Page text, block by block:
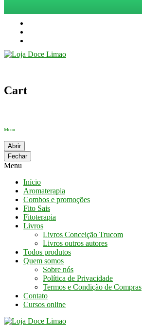
Cart
Menu
Abrir
Fechar
Menu
Início
Aromaterapia
Combos e promoções
Fito Sais
Fitoterapia
Livros
Livros Conceição Trucom
Livros outros autores
Todos produtos
Quem somos
Sobre nós
Política de Privacidade
Termos e Condição de Compras
Contato
Cursos online